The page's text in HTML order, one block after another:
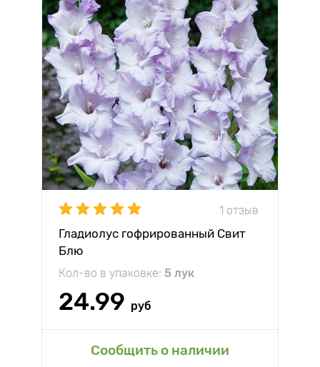
1 отзыв
Гладиолус гофрированный Свит
Блю
Кол-во в упаковке: 5 лук
24.99 руб
Сообщить о наличии